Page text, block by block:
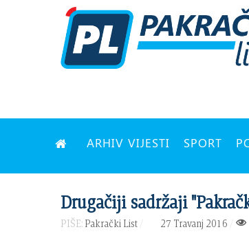
ARHIV VIJESTI SPORT
Drugačiji sadržaji
PIŠE: Pakrački List 27 Travanj 2016